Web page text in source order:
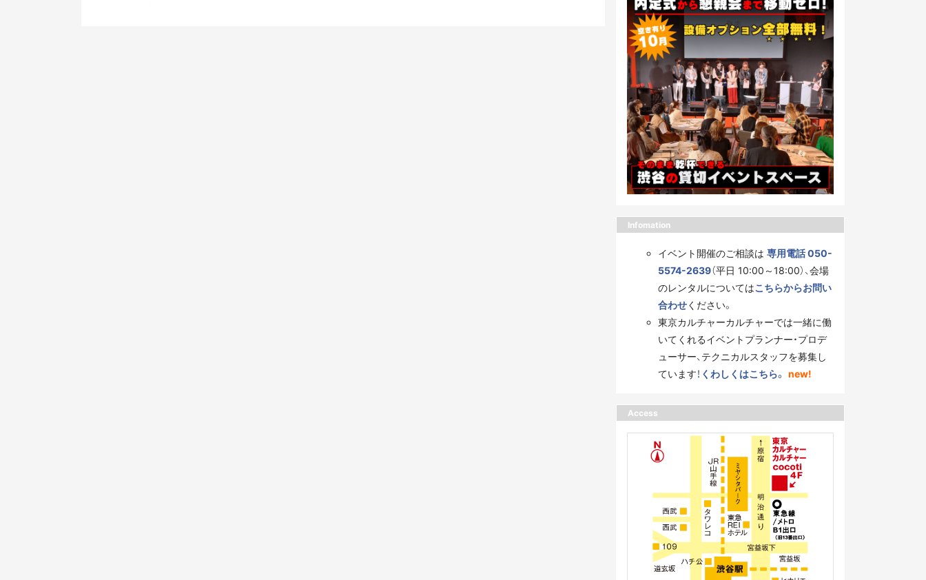
Infomation
イベント開催のご相談は 専用電話 050-
5574-2639（平日 10:00～18:00）、会場
のレンタルについてはこちらからお問い
合わせください。
東京カルチャーカルチャーでは一緒に働
いてくれるイベントプランナー・プロデ
ューサー、テクニカルスタッフを募集し
ています！ くわしくはこちら。 new!
Access